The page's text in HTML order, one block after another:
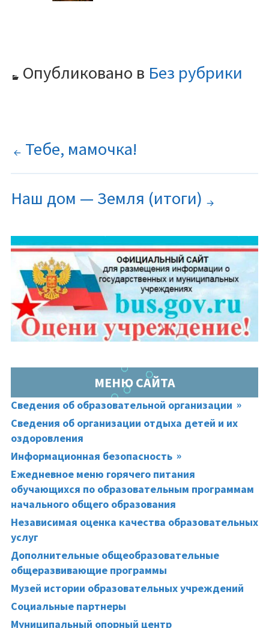
Опубликовано в Без рубрики
НАВИГАЦИЯ
Тебе, мамочка!
Наш дом — Земля (итоги)
ОСНОВНАЯ
ПАНЕЛЬ
МЕНЮ САЙТА
Сведения об образовательной организации
Сведения об организации отдыха детей и их
оздоровления
Информационная безопасность
Ежедневное меню горячего питания
обучающихся по образовательным программам
начального общего образования
Независимая оценка качества образовательных
услуг
Дополнительные общеобразовательные
общеразвивающие программы
Музей истории образовательных учреждений
Социальные партнеры
Муниципальный опорный центр